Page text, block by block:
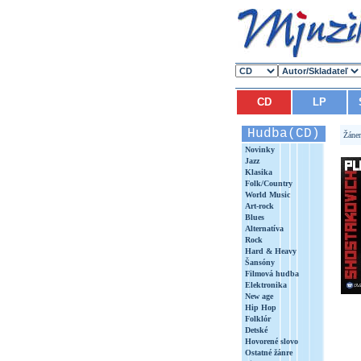
CD LP
Hudba(CD)
Novinky
Jazz
Klasika
Folk/Country
World Music
Art-rock
Blues
Alternatíva
Rock
Hard & Heavy
Šansóny
Filmová hudba
Elektronika
New age
Hip Hop
Folklór
Detské
Hovorené slovo
Ostatné žánre